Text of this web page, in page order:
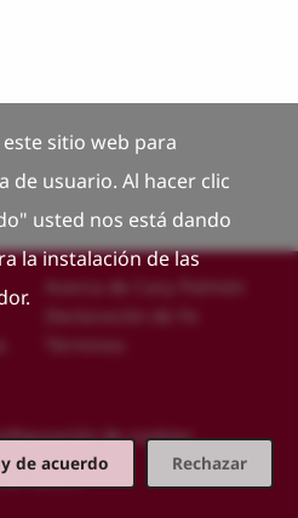
Custom footer
Acerca de Cary Palmón
Declaración de Fe
Footer
de cookies
sesión
sitio web para
de usuario. Al hacer clic
usted nos está dando
la instalación de las
Rechazar
de acuerdo